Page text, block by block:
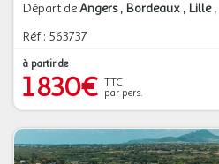
Départ deAngers Bordeaux Lille
Réf : 563737
à partir de
1 830€ TTC
par pers.